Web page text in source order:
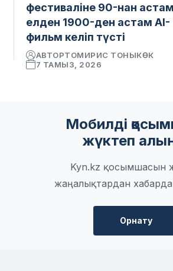
фестиваліне 90-нан
елден 1900-ден астам AI-
фильм келіп түсті
АВТОРТОМИРИС ТОНЫКӨК
7 ТАМЫЗ, 2026
Мобилді
жүктеп
Kyn.kz қосымшасын
жаңалықтардан
Орнату